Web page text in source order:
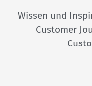
Wissen und
Customer